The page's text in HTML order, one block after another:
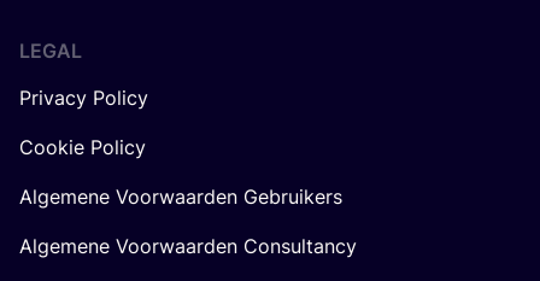
LEGAL
Privacy Policy
Cookie Policy
Algemene Voorwaarden Gebruikers
Algemene Voorwaarden Consultancy